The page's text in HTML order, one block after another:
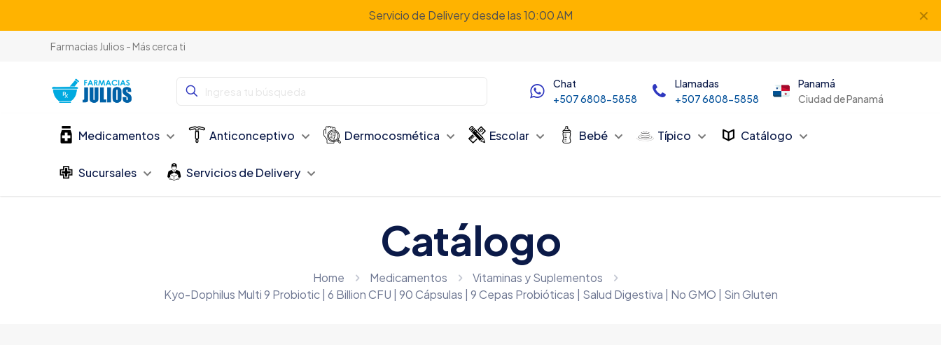
Servicio de Delivery desde las 10:00 AM ✕
Farmacias Julios - Más cerca ti
Chat
+507 6808-5858
Llamadas
+507 6808-5858
Panamá
Ciudad de Panamá
Medicamentos Anticonceptivo Dermocosmética Escolar Bebé Típico Catálogo
Sucursales Servicios de Delivery
Catálogo
Home Medicamentos
Vitaminas y Suplementos
Kyo-Dophilus Multi 9 Probiotic | 6 Billion CFU | 90 Cápsulas | 9 Cepas Probióticas | Salud Digestiva | No GMO | Sin Gluten